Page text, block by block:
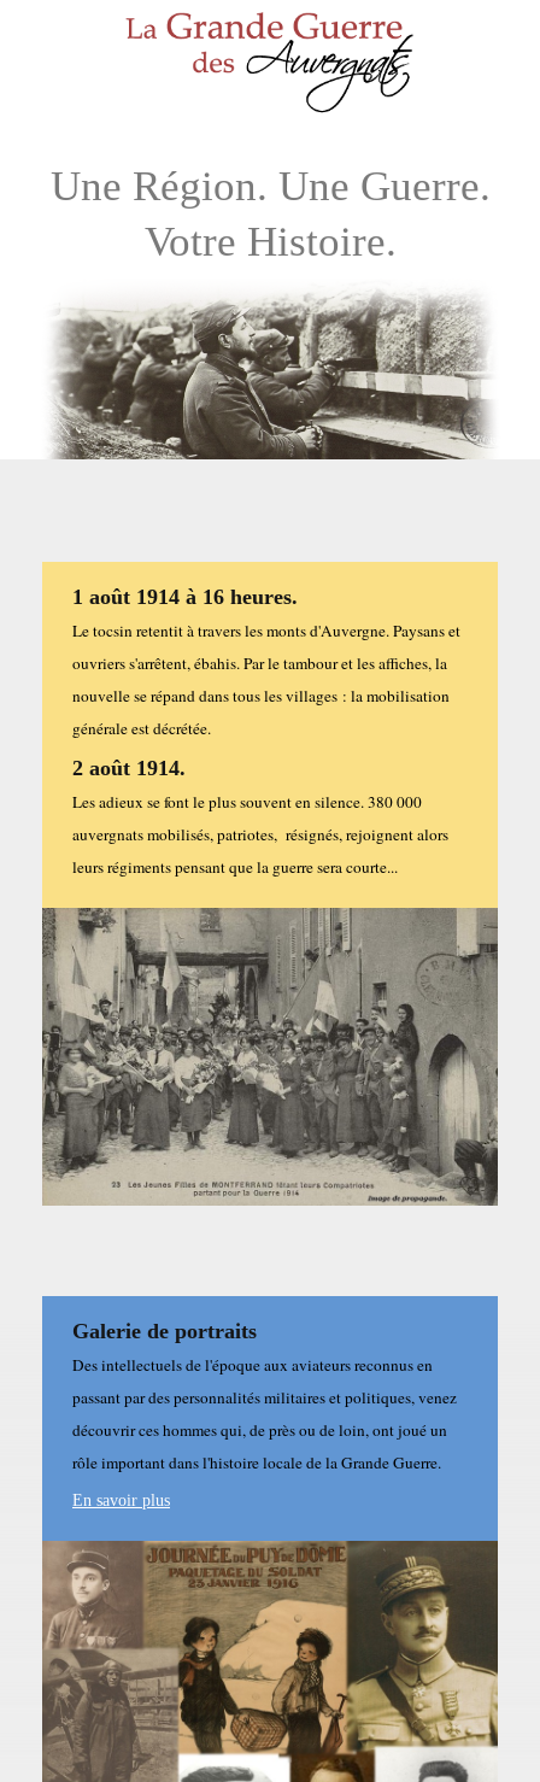
Une Région. Une Guerre.
Votre Histoire.
1 août 1914 à 16 heures.
Le tocsin retentit à travers les monts d'Auvergne. Paysans et
ouvriers s'arrêtent, ébahis. Par le tambour et les affiches, la
nouvelle se répand dans tous les villages : la mobilisation
générale est décrétée.
2 août 1914.
Les adieux se font le plus souvent en silence. 380 000
auvergnats mobilisés, patriotes, résignés, rejoignent alors
leurs régiments pensant que la guerre sera courte...
Galerie de portraits
Des intellectuels de l'époque aux aviateurs reconnus en
passant par des personnalités militaires et politiques, venez
découvrir ces hommes qui, de près ou de loin, ont joué un
rôle important dans l'histoire locale de la Grande Guerre.
En savoir plus